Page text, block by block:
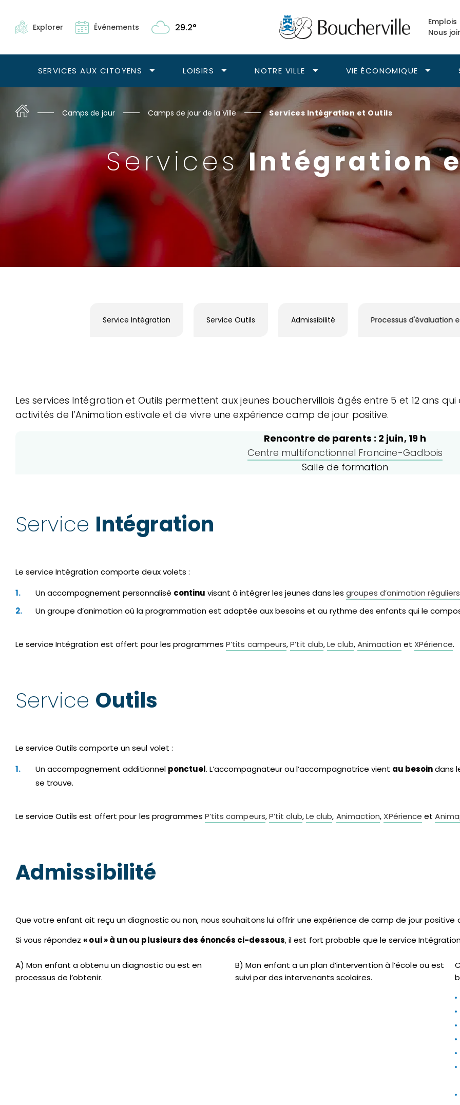
rapide
Explorer Événements
La
actuelle
à
29.2° Emplois
Nous
SERVICES AUX CITOYENS
le
Services
LOISIRS
le
sous-
menu
Loisirs.
NOTRE VILLE
le
sous-
Notre
ville.
VIE ÉCONOMIQUE
le
Vie
Accueil
Camps de jour Camps de jour de la Ville Services Intégration et Outils
ServicesIntégration
Service Intégration Service Outils Admissibilité Processus d'évaluation
Les services Intégration et Outils permettent aux jeunes bouchervillois âgés entre 5 et 12 ans
activités de l’Animation estivale et de vivre une expérience camp de jour positive.
Rencontre de parents : 2 juin, 19 h
Centre multifonctionnel Francine-Gadbois
Salle de formation
Service Intégration
Le service Intégration comporte deux volets :
Un accompagnement personnalisé continu visant à intégrer les jeunes dans les groupes d’animation réguliers
Un groupe d’animation où la programmation est adaptée aux besoins et au rythme des enfants qui le
Le service Intégration est offert pour les programmesP’tits campeurs,P’tit club,Le club,Animaction et XPérience.
Service Outils
Le service Outils comporte un seul volet :
Un accompagnement additionnel ponctuel. L’accompagnateur ou l’accompagnatrice vient au besoindans
se trouve.
Le service Outils est offert pour les programmes P’tits campeurs,P’tit club,Le club, Animaction, XPérience et
Admissibilité
Que votre enfant ait reçu un diagnostic ou non, nous souhaitons lui offrir une expérience de camp de jour positive
Si vous répondez« oui » à un ou plusieurs des énoncés ci-dessous, il est fort probable que le service
A) Mon enfant a obtenu un diagnostic ou est en
processus de l’obtenir.
B) Mon enfant a un plan d’intervention à l’école ou est
suivi par des intervenants scolaires.